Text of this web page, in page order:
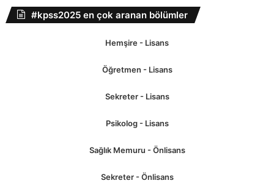
#kpss2025 en çok aranan bölümler
Hemşire - Lisans
Öğretmen - Lisans
Sekreter - Lisans
Psikolog - Lisans
Sağlık Memuru - Önlisans
Sekreter - Önlisans